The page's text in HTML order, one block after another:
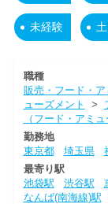
未経験
職種
販売・フード・
ューズメント
>
（フード・アミ
勤務地
東京都
埼玉県
最寄り駅
池袋駅
渋谷駅
なんば(南海線)駅